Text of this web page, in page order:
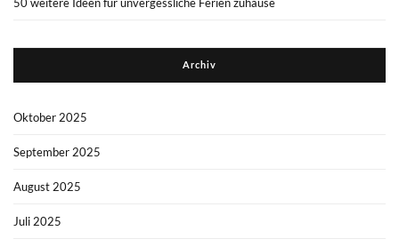
Archiv
Oktober 2025
September 2025
August 2025
Juli 2025